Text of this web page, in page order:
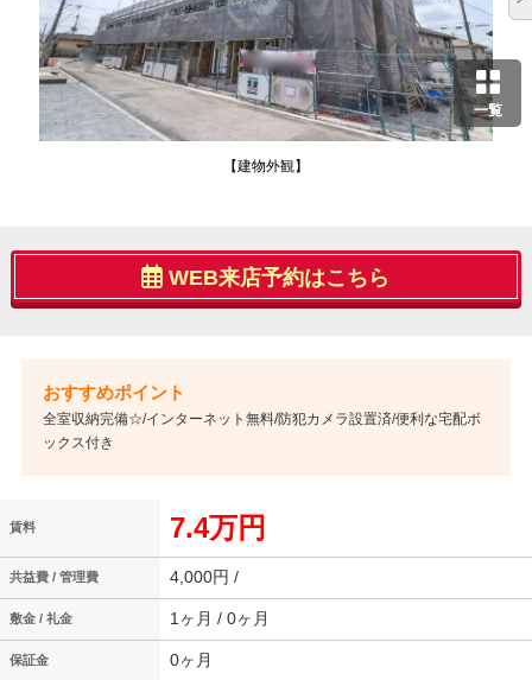
一覧
【建物外観】
WEB来店予約はこちら
全室収納完備☆/インターネット無料/防犯カメラ設置済/便利な宅配ボ
ックス付き
賃料 7.4万円
共益費 / 管理費 4,000円 /
敷金 / 礼金 1ヶ月 / 0ヶ月
保証金 0ヶ月